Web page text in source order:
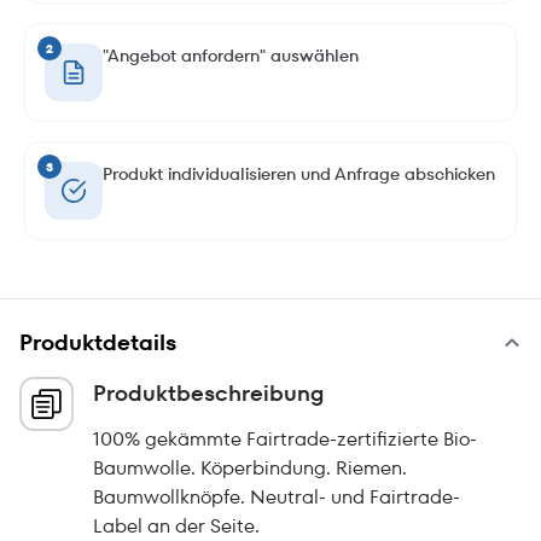
2 "Angebot anfordern" auswählen
3 Produkt individualisieren und Anfrage abschicken
Produktdetails
Produktbeschreibung
100% gekämmte Fairtrade-zertifizierte Bio-
Baumwolle. Köperbindung. Riemen.
Baumwollknöpfe. Neutral- und Fairtrade-
Label an der Seite.